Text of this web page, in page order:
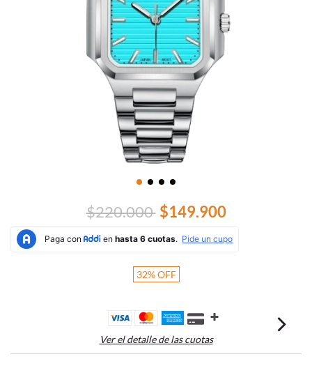
$220.000 $149.900
32%OFF
Ver el detalle de las cuotas